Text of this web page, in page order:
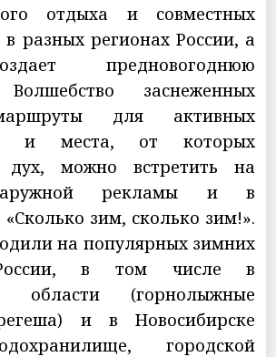
отдыха и совместных
разных регионах России, а
предновогоднюю
заснеженных
для активных
и места, от которых
дух, можно встретить на
рекламы и в
зим, сколько зим!».
на популярных зимних
в том числе в
области (горнолыжные
и в Новосибирске
городской